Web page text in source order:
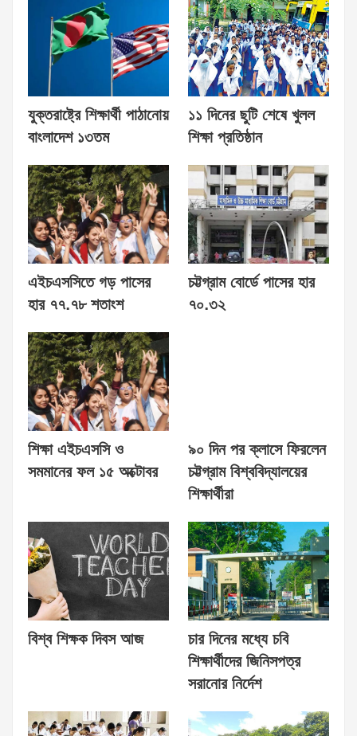
যুক্তরাষ্ট্রে শিক্ষার্থী পাঠানোয়
বাংলাদেশ ১৩তম
১১ দিনের ছুটি শেষে খুলল
শিক্ষা প্রতিষ্ঠান
এইচএসসিতে গড় পাসের
হার ৭৭.৭৮ শতাংশ
চট্টগ্রাম বোর্ডে পাসের হার
৭০.৩২
শিক্ষা এইচএসসি ও
সমমানের ফল ১৫ অক্টোবর
৯০ দিন পর ক্লাসে ফিরলেন
চট্টগ্রাম বিশ্ববিদ্যালয়ের
শিক্ষার্থীরা
বিশ্ব শিক্ষক দিবস আজ
চার দিনের মধ্যে চবি
শিক্ষার্থীদের জিনিসপত্র
সরানোর নির্দেশ